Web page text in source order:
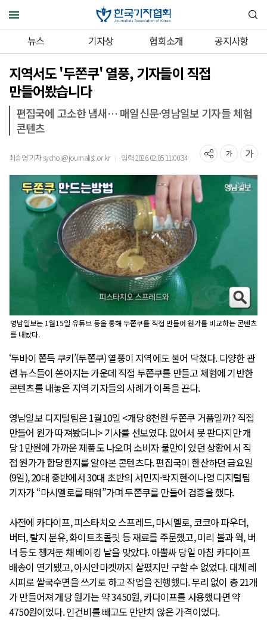
뉴스 기자상 협회소개 공지사항
지역서도 '두쫀쿠' 열풍, 기자들이 직접
만들어봤습니다
편집국에 고소한 냄새… 매일신문·영남일보 기자들 체험
콘텐츠
최승영 기자 sychoi@journalist.or.kr ｜ 입력 2026.02.05 11:00:34
영남일보는 1월15일 유튜브 등을 통해 두쫀쿠를 직접 만들어 원가를 비교하는 콘텐츠
를 내놨다.
‘두바이 쫀득 쿠키’(두쫀쿠) 열풍이 지역에도 불어 닥쳤다. 다양한 관
련 뉴스들이 쏟아지는 가운데 직접 두쫀쿠를 만들고 체험에 기반한
콘텐츠를 내놓은 지역 기자들의 사례가 이목을 끈다.
영남일보 디지털팀은 1월10일 <개당 8천원 두쫀쿠 거품일까? 직접
만들어 원가 따져봤더니> 기사를 선보였다. 없어서 못 판다지만 개
당 1만원에 가까운 제품도 나오며 소비자 불만이 있던 상황에서 직
접 원가가 합당한지를 알아본 콘텐츠다. 편집국이 한산하던 금요일
(9일), 20대 중반에서 30대 초반의 서민지·박지현·이나영 디지털팀
기자가 “마시멜로를 태워”가며 두쫀쿠를 만들어 검증을 했다.
사전에 카다이프, 피스타치오 스프레드, 마시멜로, 코코아 파우더,
버터, 탈지 분유, 화이트초콜릿 등 재료를 주문했고, 미리 볼과 웍, 버
너 등도 챙겨둔 채 베이킹 날을 맞았다. 아뿔싸 당일 아침 카다이프
배송이 연기됐고, 아시안마켓까지 살폈지만 구할 수 없었다. 대체 레
시피로 쌀국수면을 쓰기로 하고 작업을 진행했다. 무리 없이 총 21개
가 만들어져 개당 원가는 약 3450원, 카다이프를 사용했다면 약
4750원이었다. 인건비를 빼고도 만만치 않은 가격이었다.